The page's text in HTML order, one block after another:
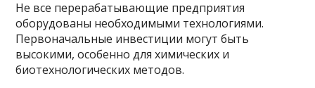
Не все перерабатывающие предприятия
оборудованы необходимыми технологиями.
Первоначальные инвестиции могут быть
высокими, особенно для химических и
биотехнологических методов.